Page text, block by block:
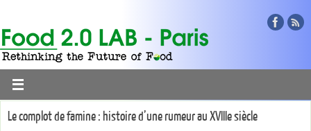
Le complot de famine : histoire d’une rumeur au XVIIIe siècle